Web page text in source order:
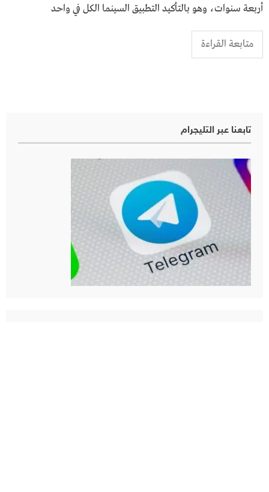
أربعة سنوات، وهو بالتأكيد التطبيق السينما الكل في واحد
متابعة القراءة
تابعنا عبر التليجرام